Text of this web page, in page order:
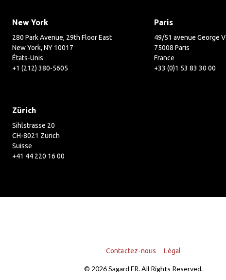
New York
280 Park Avenue, 29th Floor East
New York, NY 10017
États-Unis
+1 (212) 380-5605
Paris
49/51 avenue George V
75008 Paris
France
+33 (0)1 53 83 30 00
Zürich
Sihlstrasse 20
CH-8021 Zürich
Suisse
+41 44 220 16 00
Contactez-nous Légal
© 2026 Sagard FR. All Rights Reserved.